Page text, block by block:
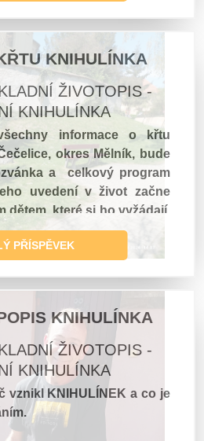
KNIHULÍNKA
ŽIVOTOPIS -
KNIHULÍNKA
informace o křtu
okres Mělník, bude
a celkový program
uvedení v život začne
dětem, které si ho vyžádají,
návštěvu
PŘÍSPĚVEK
KNIHULÍNKA
ŽIVOTOPIS -
KNIHULÍNKA
vznikl KNIHULÍNEK a co je